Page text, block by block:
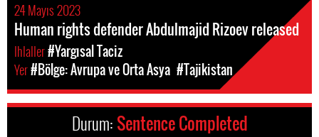
24 Mayıs 2023
Human rights defender Abdulmajid Rizoev released
Ihlaller#Yargısal Taciz
Yer#Bölge: Avrupa ve Orta Asya #Tajikistan
Durum: Sentence Completed